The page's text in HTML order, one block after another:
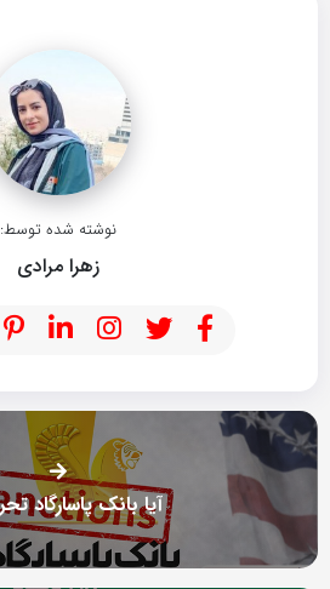
نوشته شده توسط:
زهرا مرادی